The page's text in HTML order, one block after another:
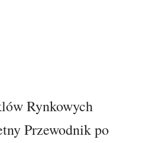
Rynkowych
Przewodnik po